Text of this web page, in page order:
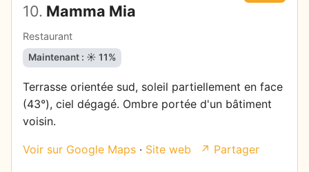
10. Mamma Mia
Restaurant
Maintenant : ☀️ 11%
Terrasse orientée sud, soleil partiellement en face
(43°), ciel dégagé. Ombre portée d'un bâtiment
voisin.
Voir sur Google Maps · Site web ↗ Partager